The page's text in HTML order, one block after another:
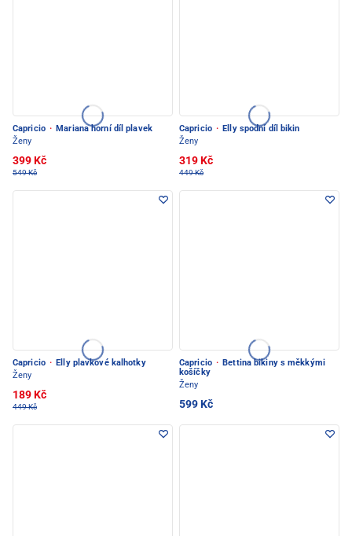
Capricio · Mariana horní díl plavek
Ženy
399 Kč
549 Kč
Capricio · Elly spodní díl bikin
Ženy
319 Kč
449 Kč
Capricio · Elly plavkové kalhotky
Ženy
189 Kč
449 Kč
Capricio · Bettina bikiny s měkkými
košíčky
Ženy
599 Kč